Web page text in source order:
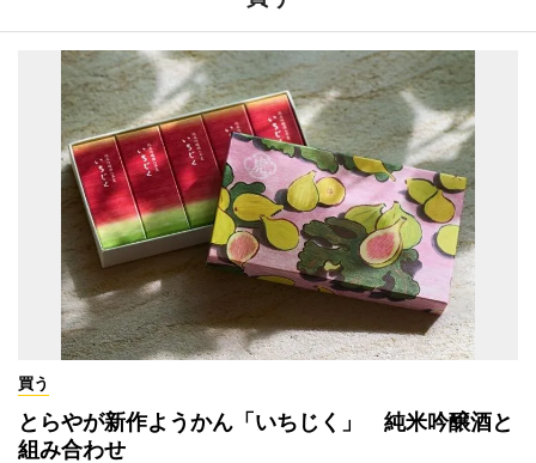
買う
とらやが新作ようかん「いちじく」 純米吟醸酒と
組み合わせ